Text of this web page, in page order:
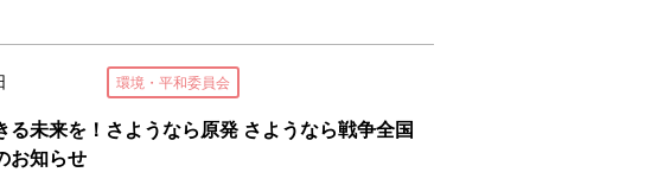
環境・平和委員会
る未来を！さようなら原発 さようなら戦争全国
お知らせ